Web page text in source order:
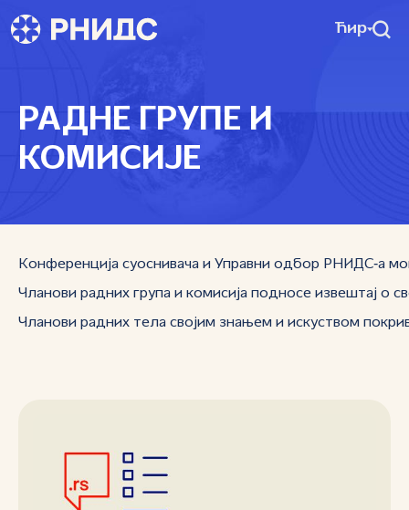
Ћир
РАДНЕ ГРУПЕ И
КОМИСИЈЕ
Конференција суоснивача и Управни одбор РНИДС‑а
Чланови радних група и комисија подносе извештај о
Чланови радних тела својим знањем и искуством